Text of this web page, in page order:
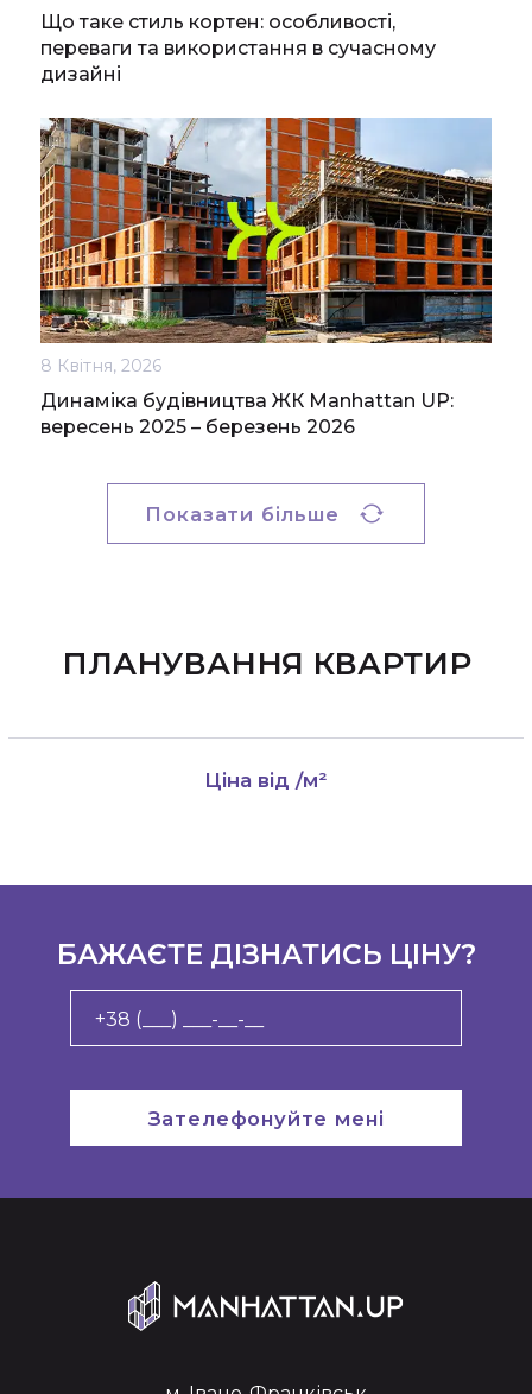
Що таке стиль кортен: особливості,
переваги та використання в сучасному
дизайні
8 Квітня, 2026
Динаміка будівництва ЖК Manhattan UP:
вересень 2025 – березень 2026
Показати більше
ПЛАНУВАННЯ КВАРТИР
Ціна від /м²
БАЖАЄТЕ ДІЗНАТИСЬ ЦІНУ?
Зателефонуйте мені